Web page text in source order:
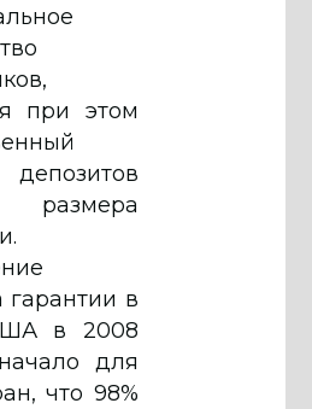
при этом
размера
гарантии в
в 2008
для
что 98%